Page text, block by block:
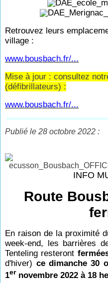
Retrouvez leurs
village :
www.bousbach.fr/...
Mise à jour : consultez
(défibrillateurs) :
www.bousbach.fr/...
Publié le 28 octobre 2022 :
INFO
Route
En raison de la proximité
week-end, les barrières
Tenteling resteront
d'hiver) ce dimanche 30
1er novembre 2022 à 18